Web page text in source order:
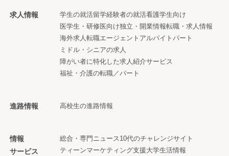
求人情報 学生の就活留学経験者の就活看護学生向け
医学生・研修医向け独立・開業情報転職・求人情報
海外求人 転職エージェント アルバイト パート
ミドル・シニアの求人
障がい者に特化した求人紹介サービス
福祉・介護の転職／パート
進路情報 高校生の進路情報
情報
サービス
総合・専門ニュース 10代のチャレンジサイト
ティーンマーケティング支援大学生活情報